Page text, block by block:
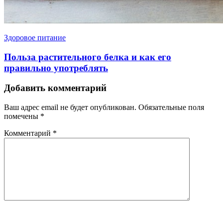
Здоровое питание
Польза растительного белка и как его
правильно употреблять
Добавить комментарий
Ваш адрес email не будет опубликован. Обязательные поля
помечены *
Комментарий *